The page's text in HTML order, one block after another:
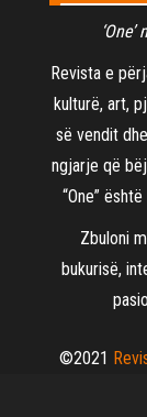
Revista e
kulturë, art,
së vendit
ngjarje që
“One”
Zbuloni
bukurisë,
©2021